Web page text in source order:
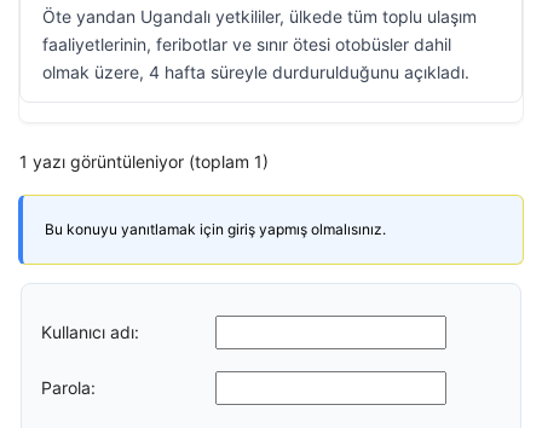
Öte yandan Ugandalı yetkililer, ülkede tüm toplu ulaşım
faaliyetlerinin, feribotlar ve sınır ötesi otobüsler dahil
olmak üzere, 4 hafta süreyle durdurulduğunu açıkladı.
1 yazı görüntüleniyor (toplam 1)
Bu konuyu yanıtlamak için giriş yapmış olmalısınız.
Kullanıcı adı:
Parola: